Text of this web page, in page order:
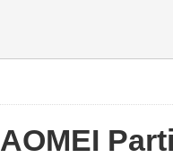
AOMEI